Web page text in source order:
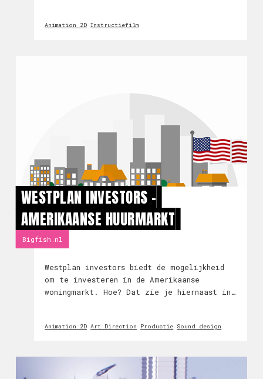
Animation 2D Instructiefilm
WESTPLAN INVESTORS -
AMERIKAANSE HUURMARKT
Bigfish.nl
Westplan investors biedt de mogelijkheid
om te investeren in de Amerikaanse
woningmarkt. Hoe? Dat zie je hiernaast in
Animation 2D Art Direction Productie Sound design